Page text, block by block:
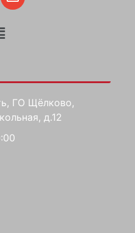
ГО Щёлково,
д.12